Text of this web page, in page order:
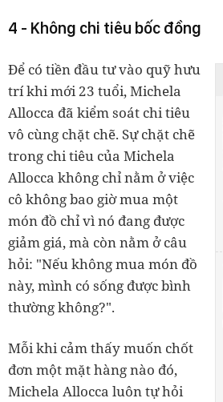
4 - Không chi tiêu bốc đồng
Để có tiền đầu tư vào quỹ hưu
trí khi mới 23 tuổi, Michela
Allocca đã kiểm soát chi tiêu
vô cùng chặt chẽ. Sự chặt chẽ
trong chi tiêu của Michela
Allocca không chỉ nằm ở việc
cô không bao giờ mua một
món đồ chỉ vì nó đang được
giảm giá, mà còn nằm ở câu
hỏi: "Nếu không mua món đồ
này, mình có sống được bình
thường không?".
Mỗi khi cảm thấy muốn chốt
đơn một mặt hàng nào đó,
Michela Allocca luôn tự hỏi